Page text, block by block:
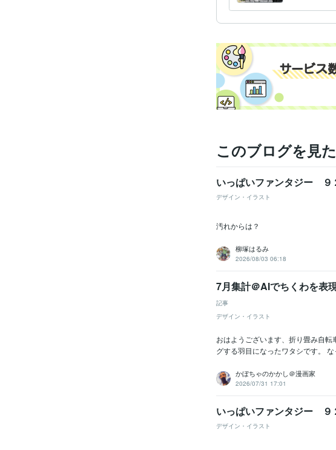
このブログを見
いっぱいファンタジー ９
デザイン・イラスト
汚れからは？
柳塚はるみ
2026/08/03 06:18
7月集計＠AIでちくわを表
記事
デザイン・イラスト
おはようございます、折り畳み自
グする羽目になったワタシです。
かぼちゃのかかし＠漫画家
2026/07/31 17:01
いっぱいファンタジー ９
デザイン・イラスト